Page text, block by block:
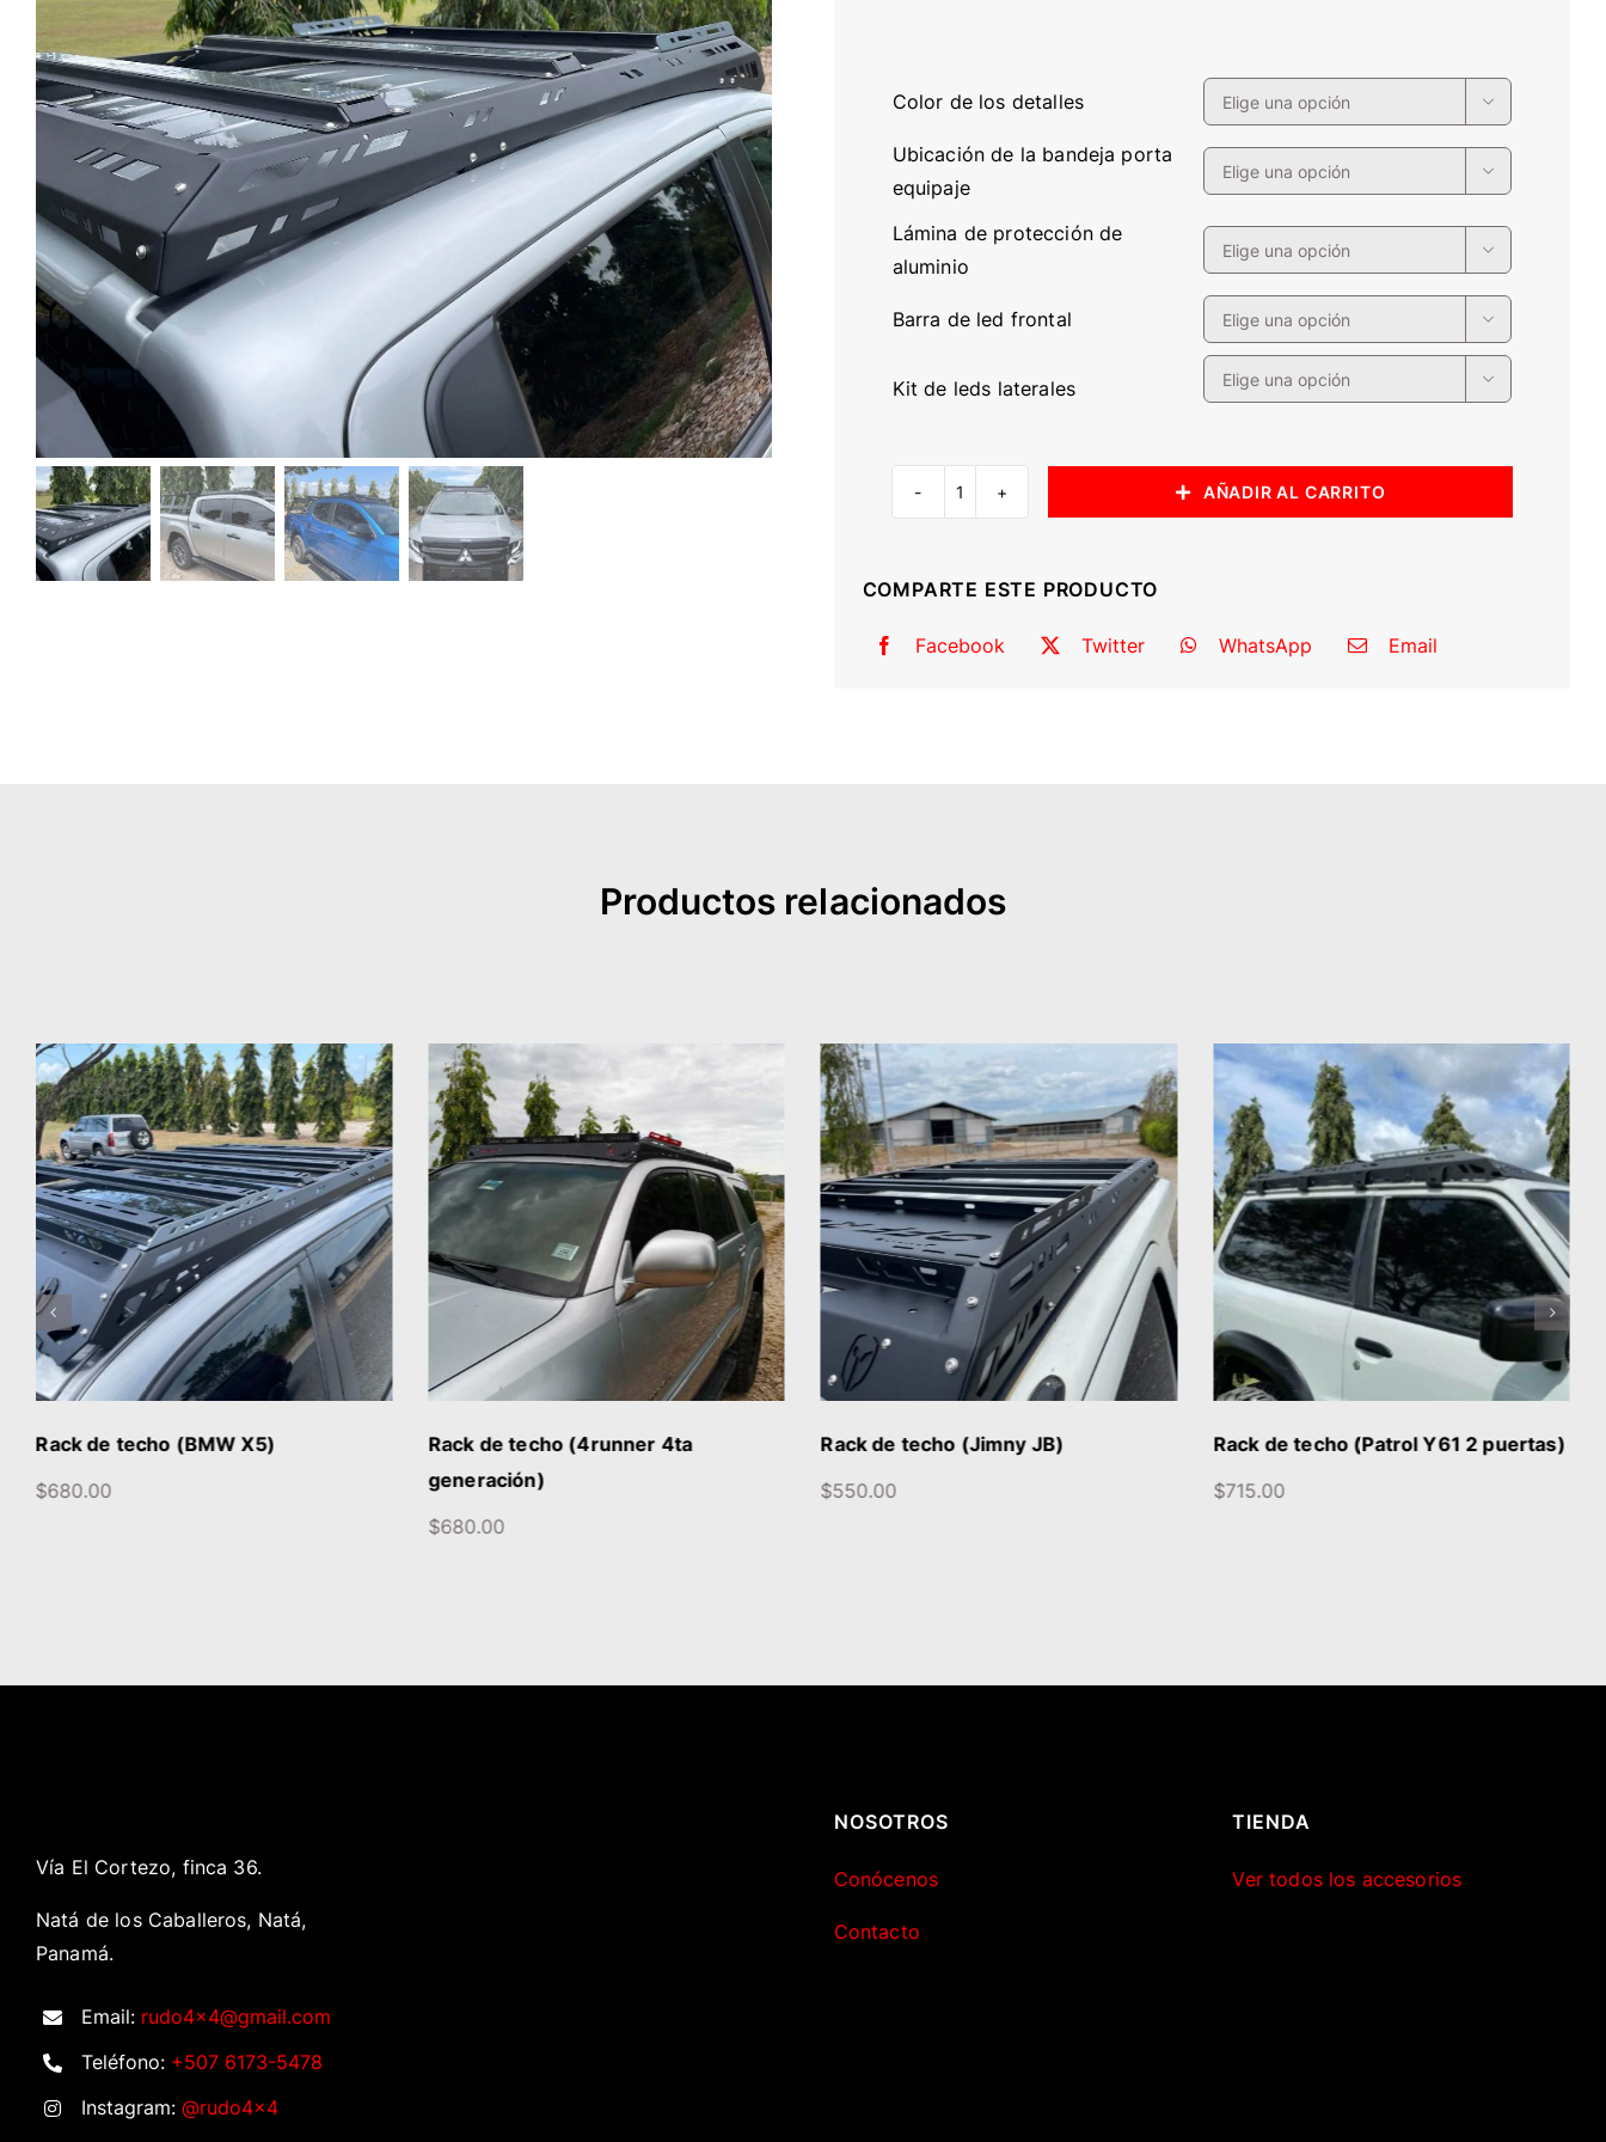
Color de los detalles 
Ubicación de la bandeja porta
equipaje

Lámina de protección de
aluminio

Barra de led frontal 
Kit de leds laterales 
Rack
(L200)
AÑADIR AL CARRITO
COMPARTE ESTE PRODUCTO
Facebook Twitter WhatsApp Email
Productos relacionados
Rack de techo (BMW X5)
$680.00
DETALLES
Rack de techo (4runner 4ta
generación)
$680.00
DETALLES
Rack de techo (Jimny JB)
$550.00
DETALLES
Rack de techo (Patrol Y61 2 puertas)
$715.00
DETALLES
Vía El Cortezo, finca 36.
Natá de los Caballeros, Natá,
Panamá.
Email: rudo4x4@gmail.com
Teléfono: +507 6173-5478
Instagram:@rudo4x4
NOSOTROS
Conócenos
Contacto
TIENDA
Ver todos los accesorios